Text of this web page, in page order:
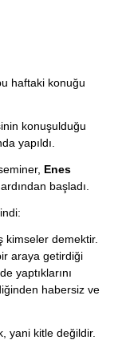
haftaki konuğu
konuşulduğu
yapıldı.
Enes
başladı.
kimseler demektir.
araya getirdiği
yaptıklarını
habersiz ve
yani kitle değildir.